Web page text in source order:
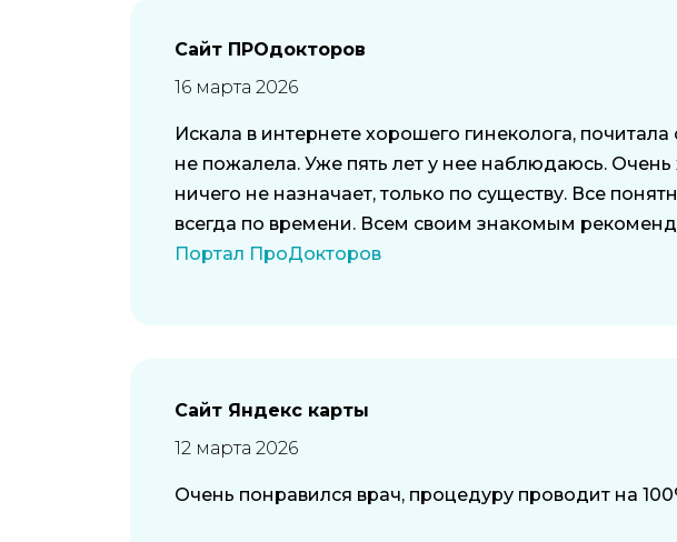
Сайт ПРОдокторов
16 марта 2026
Искала в интернете хорошего гинеколога,
не пожалела. Уже пять лет у нее наблюдаюсь.
ничего не назначает, только по существу. Все
всегда по времени. Всем своим знакомым
Портал ПроДокторов
Сайт Яндекс карты
12 марта 2026
Очень понравился врач, процедуру проводит на